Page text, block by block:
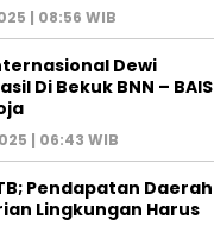
| 08:56 WIB
Dewi
Di Bekuk BNN – BAIS
| 06:43 WIB
Pendapatan Daerah
Lingkungan Harus